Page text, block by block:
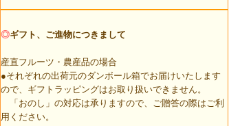
◎ギフト、ご進物につきまして
産直フルーツ・農産品の場合
●それぞれの出荷元のダンボール箱でお届けいたします
ので、ギフトラッピングはお取り扱いできません。
「おのし」の対応は承りますので、ご贈答の際はご利
用ください。